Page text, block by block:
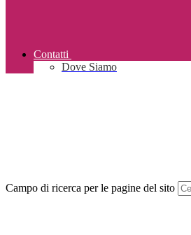
Contatti
Dove Siamo
Campo di ricerca per le pagine del sito